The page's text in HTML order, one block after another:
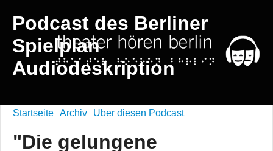
Podcast des Berliner
Spielplan
Audiodeskription
Startseite Archiv Über diesen Podcast
"Die gelungene